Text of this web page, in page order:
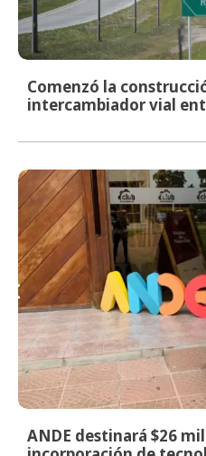
Comenzó la
intercambiador vial
ANDE destinará $26